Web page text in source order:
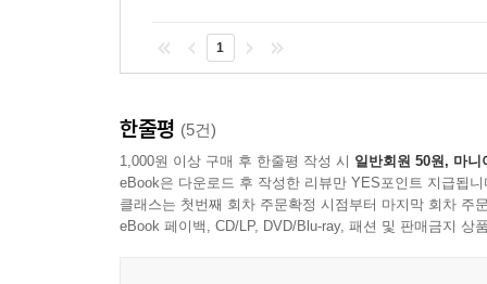
이야기를 들려주며 처분 대신 합의를 권하는가
빌며 용돈을 부쳐 주는 판사.
그가 이처럼 우리 사회에서 추방당한 아이들에게
한다. 미래 사회의 주역인 내 자녀의 안녕을 바란
저자는 그동안 부산과 경남 지역에만 12곳의 청
1
한줄평 (5건)
1,000원 이상 구매 후 한줄평 작성 시 일반회원 50원, 마니
eBook은 다운로드 후 작성한 리뷰만 YES포인트 지급됩니
클래스는 첫번째 회차 주문확정 시점부터 마지막 회차 주
eBook 페이백, CD/LP, DVD/Blu-ray, 패션 및 판매금지 상